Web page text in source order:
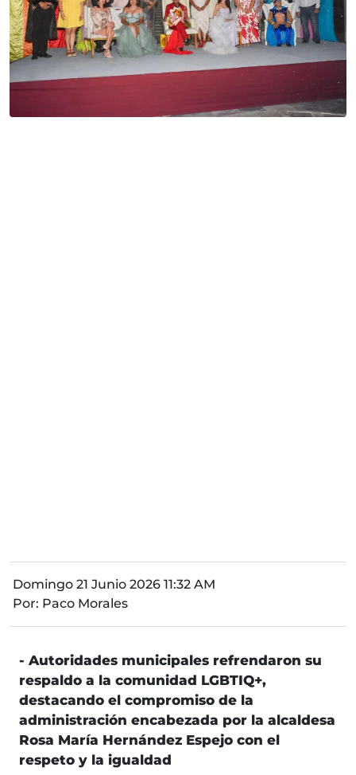
Domingo 21 Junio 2026 11:32 AM
Por: Paco Morales
- Autoridades municipales refrendaron su
respaldo a la comunidad LGBTIQ+,
destacando el compromiso de la
administración encabezada por la alcaldesa
Rosa María Hernández Espejo con el
respeto y la igualdad